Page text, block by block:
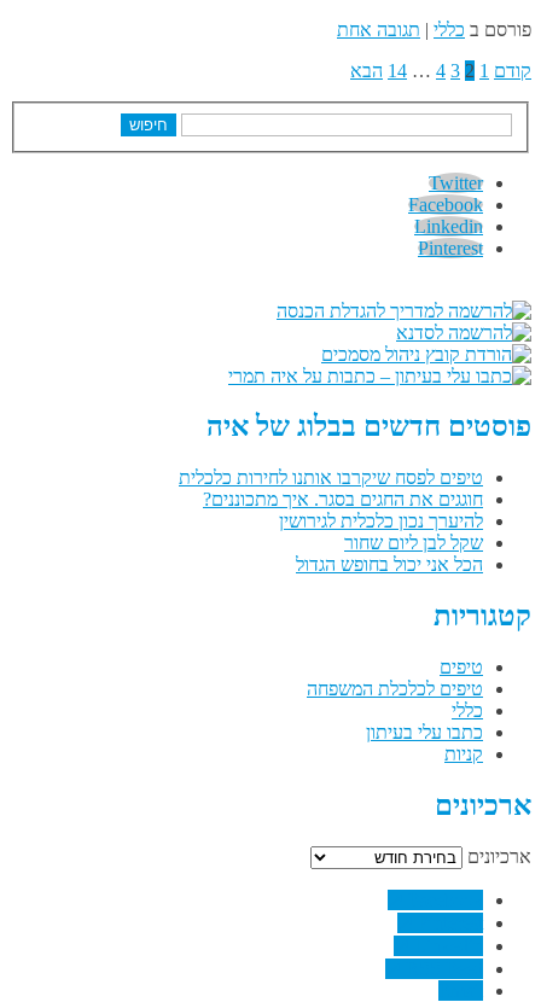
פורסם ב כללי | תגובה אחת
קודם 1
2
3
4
…
14 הבא
חיפוש
Twitter
Facebook
Linkedin
Pinterest
פוסטים חדשים בבלוג של איה
טיפים לפסח שיקרבו אותנו לחירות כלכלית
חוגגים את החגים בסגר. איך מתכוננים?
להיערך נכון כלכלית לגירושין
שקל לבן ליום שחור
הכל אני יכול בחופש הגדול
קטגוריות
טיפים
טיפים לכלכלת המשפחה
כללי
כתבו עלי בעיתון
קניות
ארכיונים
ארכיונים